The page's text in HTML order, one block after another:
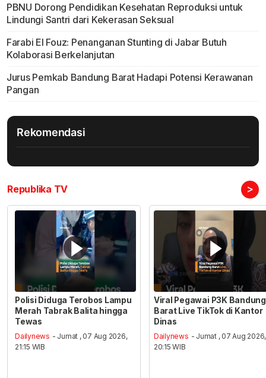
PBNU Dorong Pendidikan Kesehatan Reproduksi untuk
Lindungi Santri dari Kekerasan Seksual
Farabi El Fouz: Penanganan Stunting di Jabar Butuh
Kolaborasi Berkelanjutan
Jurus Pemkab Bandung Barat Hadapi Potensi Kerawanan
Pangan
Rekomendasi
Republika TV >
Polisi Diduga Terobos Lampu
Merah Tabrak Balita hingga
Tewas
Dailynews - Jumat , 07 Aug 2026,
21:15 WIB
Viral Pegawai P3K Bandung
Barat Live TikTok di Kantor
Dinas
Dailynews - Jumat , 07 Aug 2026,
20:15 WIB